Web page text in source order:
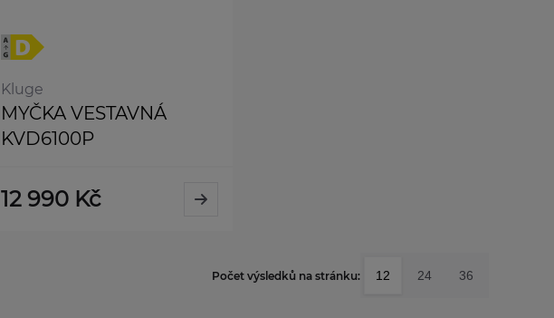
Kluge
MYČKA VESTAVNÁ
KVD6100P
12 990 Kč
Počet výsledků na stránku: 12 24 36